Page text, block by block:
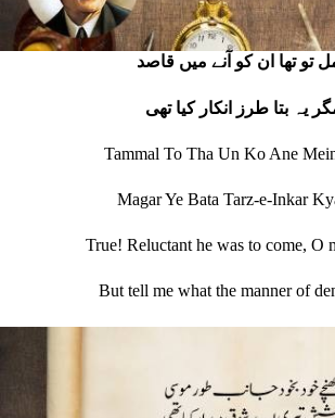
تو تھا ان کو آنے ميں قاصد
يہ بتا طرز انکار کيا تھی
Tammal To Tha Un Ko Ane
Magar Ye Bata Tarz-e-Inkar
True! Reluctant he was to come, O
But tell me what the manner of